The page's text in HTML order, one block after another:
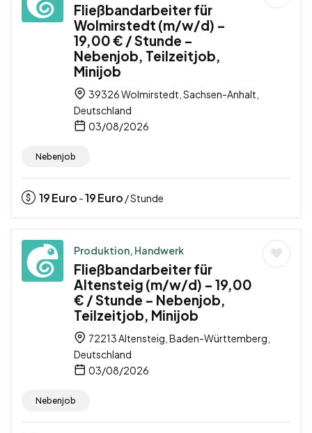
Fließbandarbeiter für
Wolmirstedt (m/w/d) –
19,00 € / Stunde –
Nebenjob, Teilzeitjob,
Minijob
39326 Wolmirstedt, Sachsen-Anhalt,
Deutschland
03/08/2026
Nebenjob
19Euro -19Euro / Stunde
Produktion, Handwerk
Fließbandarbeiter für
Altensteig (m/w/d) – 19,00
€ / Stunde – Nebenjob,
Teilzeitjob, Minijob
72213 Altensteig, Baden-Württemberg,
Deutschland
03/08/2026
Nebenjob